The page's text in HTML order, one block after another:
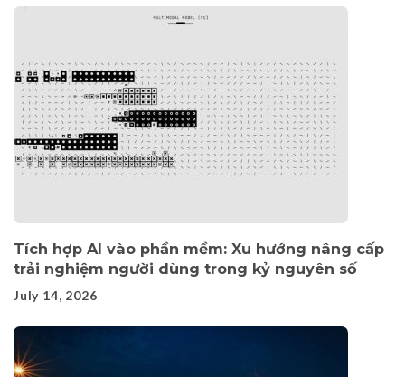
Tích hợp AI vào phần mềm: Xu hướng nâng cấp
trải nghiệm người dùng trong kỷ nguyên số
July 14, 2026